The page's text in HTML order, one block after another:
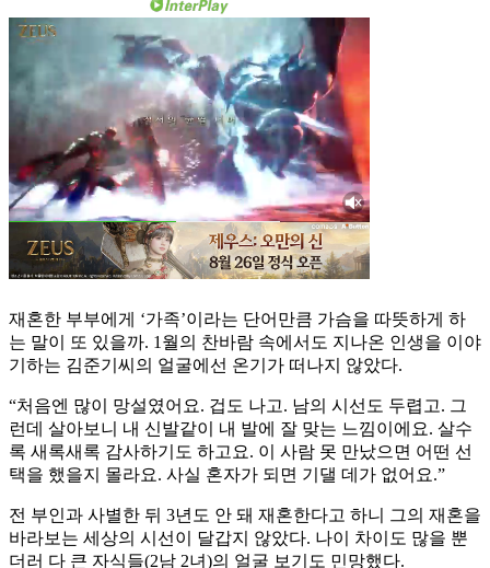
재혼한 부부에게 ‘가족’이라는 단어만큼 가슴을 따뜻하게 하
는 말이 또 있을까. 1월의 찬바람 속에서도 지나온 인생을 이야
기하는 김준기씨의 얼굴에선 온기가 떠나지 않았다.
“처음엔 많이 망설였어요. 겁도 나고. 남의 시선도 두렵고. 그
런데 살아보니 내 신발같이 내 발에 잘 맞는 느낌이에요. 살수
록 새록새록 감사하기도 하고요. 이 사람 못 만났으면 어떤 선
택을 했을지 몰라요. 사실 혼자가 되면 기댈 데가 없어요.”
전 부인과 사별한 뒤 3년도 안 돼 재혼한다고 하니 그의 재혼을
바라보는 세상의 시선이 달갑지 않았다. 나이 차이도 많을 뿐
더러 다 큰 자식들(2남 2녀)의 얼굴 보기도 민망했다.